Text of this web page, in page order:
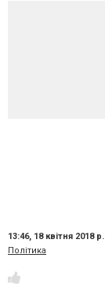
13:46, 18 квітня 2018 р.
Політика